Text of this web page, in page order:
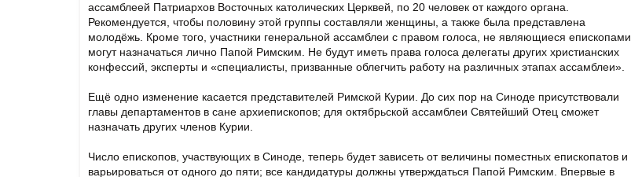
ассамблеей Патриархов Восточных католических Церквей, по 20 человек от каждого органа.
Рекомендуется, чтобы половину этой группы составляли женщины, а также была представлена
молодёжь. Кроме того, участники генеральной ассамблеи с правом голоса, не являющиеся епископами,
могут назначаться лично Папой Римским. Не будут иметь права голоса делегаты других христианских
конфессий, эксперты и «специалисты, призванные облегчить работу на различных этапах ассамблеи».
Ещё одно изменение касается представителей Римской Курии. До сих пор на Синоде присутствовали
главы департаментов в сане архиепископов; для октябрьской ассамблеи Святейший Отец сможет
назначать других членов Курии.
Число епископов, участвующих в Синоде, теперь будет зависеть от величины поместных епископатов и
варьироваться от одного до пяти; все кандидатуры должны утверждаться Папой Римским. Впервые в